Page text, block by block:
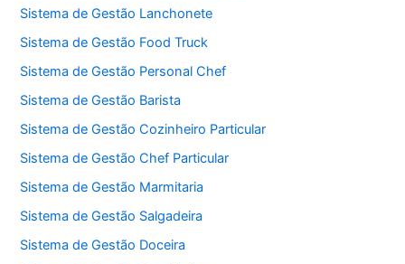
Sistema de Gestão Lanchonete
Sistema de Gestão Food Truck
Sistema de Gestão Personal Chef
Sistema de Gestão Barista
Sistema de Gestão Cozinheiro Particular
Sistema de Gestão Chef Particular
Sistema de Gestão Marmitaria
Sistema de Gestão Salgadeira
Sistema de Gestão Doceira